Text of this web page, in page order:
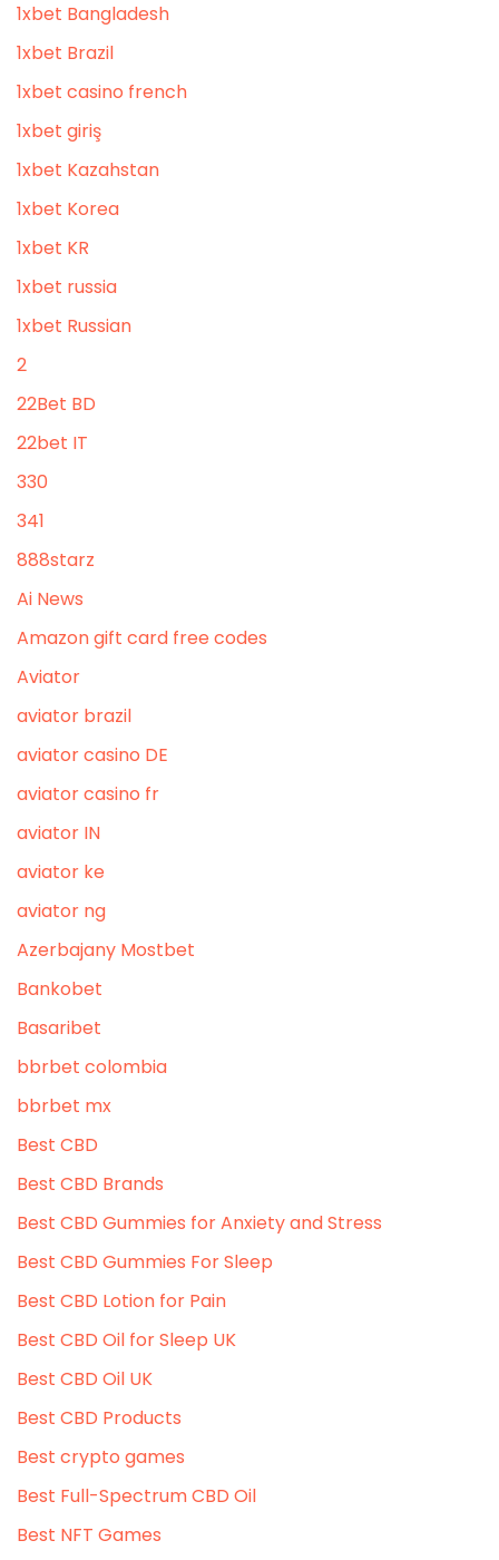
1xbet Bangladesh
1xbet Brazil
1xbet casino french
1xbet giriş
1xbet Kazahstan
1xbet Korea
1xbet KR
1xbet russia
1xbet Russian
2
22Bet BD
22bet IT
330
341
888starz
Ai News
Amazon gift card free codes
Aviator
aviator brazil
aviator casino DE
aviator casino fr
aviator IN
aviator ke
aviator ng
Azerbajany Mostbet
Bankobet
Basaribet
bbrbet colombia
bbrbet mx
Best CBD
Best CBD Brands
Best CBD Gummies for Anxiety and Stress
Best CBD Gummies For Sleep
Best CBD Lotion for Pain
Best CBD Oil for Sleep UK
Best CBD Oil UK
Best CBD Products
Best crypto games
Best Full-Spectrum CBD Oil
Best NFT Games